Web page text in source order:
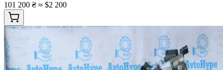
101 200 ₴ ≈ $2 200